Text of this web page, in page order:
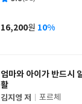
쓴
출
사
가
16,200원 10%
엄마와 아이가 반드시
활
김지영 저
포르체